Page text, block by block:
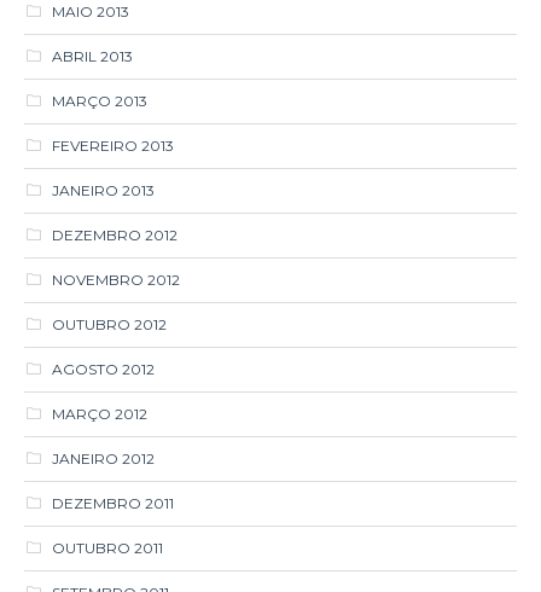
MAIO 2013
ABRIL 2013
MARÇO 2013
FEVEREIRO 2013
JANEIRO 2013
DEZEMBRO 2012
NOVEMBRO 2012
OUTUBRO 2012
AGOSTO 2012
MARÇO 2012
JANEIRO 2012
DEZEMBRO 2011
OUTUBRO 2011